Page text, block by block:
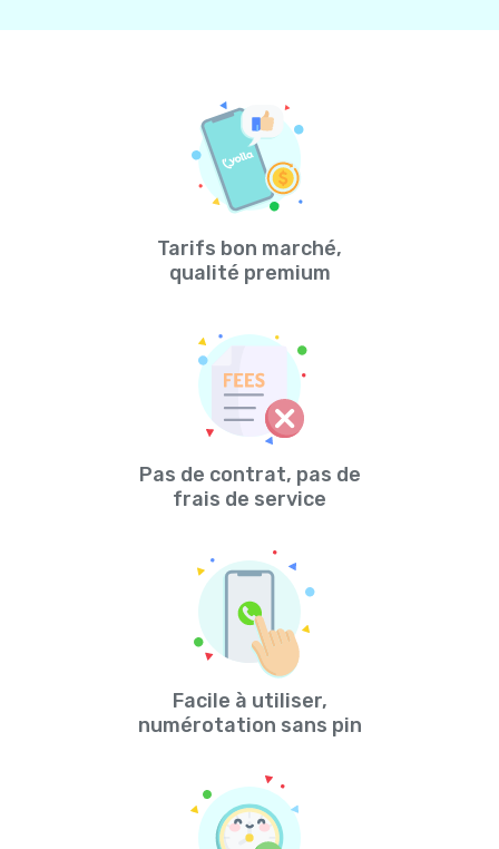
Tarifs bon marché,
qualité premium
Pas de contrat, pas de
frais de service
Facile à utiliser,
numérotation sans pin